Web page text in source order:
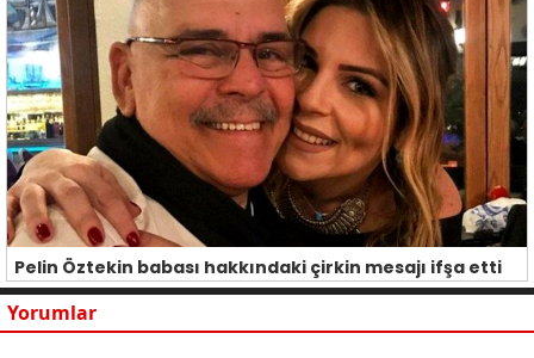
Pelin Öztekin babası hakkındaki çirkin mesajı ifşa etti
Yorumlar